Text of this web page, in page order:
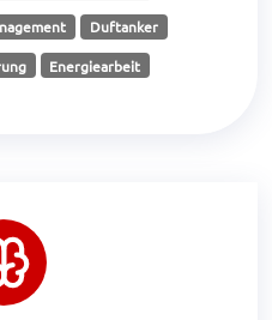
Duftanker
Energiearbeit